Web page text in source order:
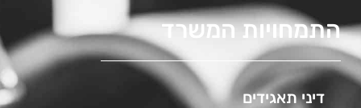
התמחויות המשרד
דיני תאגידים